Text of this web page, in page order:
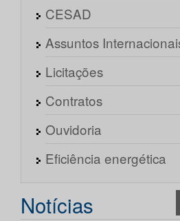
CESAD
Assuntos
Licitações
Contratos
Ouvidoria
Eficiência energética
Notícias